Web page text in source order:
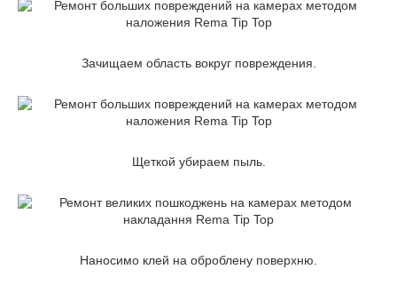
Зачищаем область вокруг повреждения.
Щеткой убираем пыль.
Наносимо клей на оброблену поверхню.